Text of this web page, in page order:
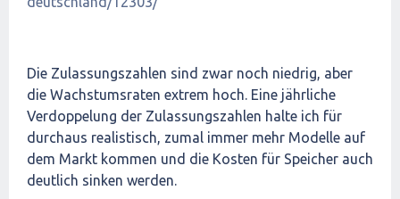
Die Zulassungszahlen sind zwar noch niedrig, aber
die Wachstumsraten extrem hoch. Eine jährliche
Verdoppelung der Zulassungszahlen halte ich für
durchaus realistisch, zumal immer mehr Modelle auf
dem Markt kommen und die Kosten für Speicher auch
deutlich sinken werden.